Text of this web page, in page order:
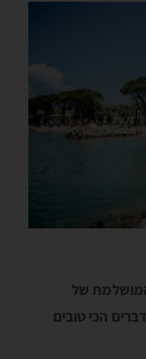
המושלמת של
הכי טובים